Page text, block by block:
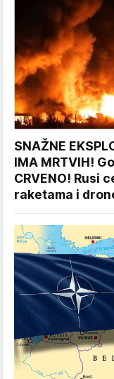
SNAŽNE
IMA MRTVIH!
CRVENO! Rusi
raketama i